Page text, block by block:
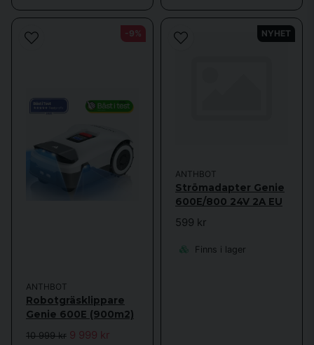
ANTHBOT
Robotgräsklippare
Genie 600E (900m2)
10 999 kr 9 999 kr
-9%
ANTHBOT
Strömadapter Genie
600E/800 24V 2A EU
599 kr
Finns i lager
NYHET